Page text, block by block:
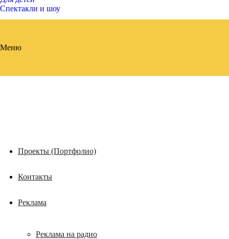
Спектакли и шоу
Меню
Проекты (Портфолио)
Контакты
Реклама
Реклама на радио